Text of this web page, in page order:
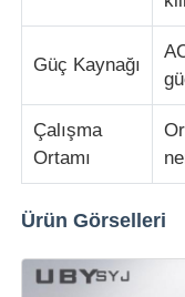
Güç Kaynağı
Çalışma
Ortamı
Ürün Görselleri